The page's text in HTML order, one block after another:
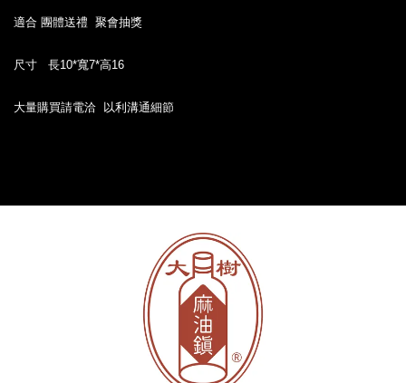
適合 團體送禮 聚會抽獎
尺寸 長10*寬7*高16
大量購買請電洽 以利溝通細節